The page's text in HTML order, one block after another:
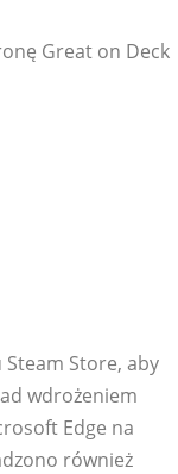
Great on Deck
Store, aby
wdrożeniem
Edge na
również